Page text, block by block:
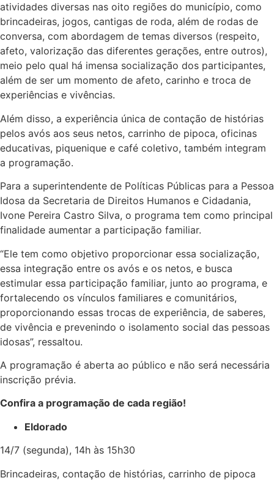
atividades diversas nas oito regiões do município, como
brincadeiras, jogos, cantigas de roda, além de rodas de
conversa, com abordagem de temas diversos (respeito,
afeto, valorização das diferentes gerações, entre outros),
meio pelo qual há imensa socialização dos participantes,
além de ser um momento de afeto, carinho e troca de
experiências e vivências.
Além disso, a experiência única de contação de histórias
pelos avós aos seus netos, carrinho de pipoca, oficinas
educativas, piquenique e café coletivo, também integram
a programação.
Para a superintendente de Políticas Públicas para a Pessoa
Idosa da Secretaria de Direitos Humanos e Cidadania,
Ivone Pereira Castro Silva, o programa tem como principal
finalidade aumentar a participação familiar.
“Ele tem como objetivo proporcionar essa socialização,
essa integração entre os avós e os netos, e busca
estimular essa participação familiar, junto ao programa, e
fortalecendo os vínculos familiares e comunitários,
proporcionando essas trocas de experiência, de saberes,
de vivência e prevenindo o isolamento social das pessoas
idosas”, ressaltou.
A programação é aberta ao público e não será necessária
inscrição prévia.
Confira a programação de cada região!
Eldorado
14/7 (segunda), 14h às 15h30
Brincadeiras, contação de histórias, carrinho de pipoca